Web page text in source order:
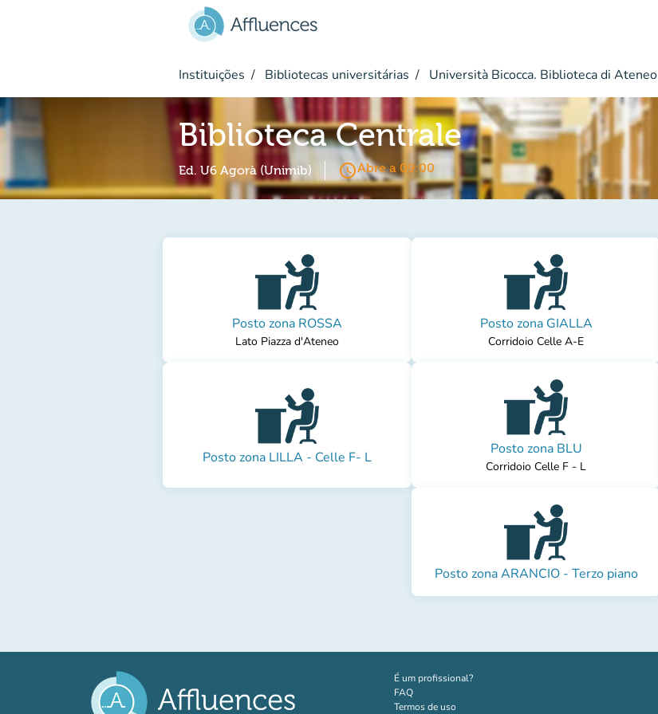
Instituições Bibliotecas universitárias Università Bicocca. Biblioteca di Ateneo
Biblioteca Centrale
Ed. U6 Agorà (Unimib) access_timeAbre a 09:00
Posto zona ROSSA
Lato Piazza d'Ateneo
Posto zona GIALLA
Corridoio Celle A-E
Posto zona LILLA - Celle F- L Posto zona BLU
Corridoio Celle F - L
Posto zona ARANCIO - Terzo piano
É um profissional?(novo separador)
FAQ
Termos de uso